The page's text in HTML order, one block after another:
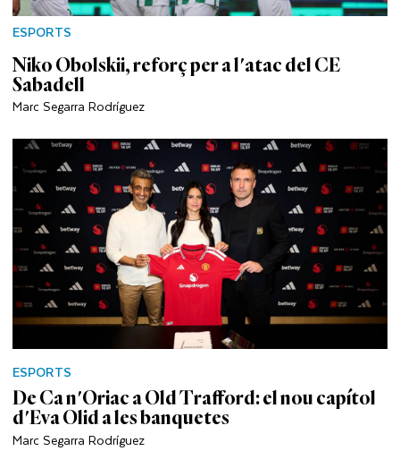
ESPORTS
Niko Obolskii, reforç per a l'atac del CE
Sabadell
Marc Segarra Rodríguez
ESPORTS
De Ca n'Oriac a Old Trafford: el nou capítol
d'Eva Olid a les banquetes
Marc Segarra Rodríguez